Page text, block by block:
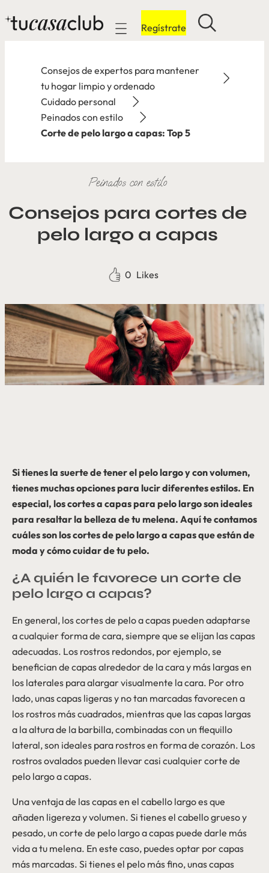
Mobile navigation
Regístrate
Consejos de expertos para mantener
tu hogar limpio y ordenado
Cuidado personal
Peinados con estilo
Corte de pelo largo a capas: Top 5
Peinados con estilo
Consejos para cortes de
pelo largo a capas
0 Likes
Si tienes la suerte de tener el pelo largo y con volumen,
tienes muchas opciones para lucir diferentes estilos. En
especial, los cortes a capas para pelo largo son ideales
para resaltar la belleza de tu melena. Aquí te contamos
cuáles son los cortes de pelo largo a capas que están de
moda y cómo cuidar de tu pelo.
¿A quién le favorece un corte de
pelo largo a capas?
En general, los cortes de pelo a capas pueden adaptarse
a cualquier forma de cara, siempre que se elijan las capas
adecuadas. Los rostros redondos, por ejemplo, se
benefician de capas alrededor de la cara y más largas en
los laterales para alargar visualmente la cara. Por otro
lado, unas capas ligeras y no tan marcadas favorecen a
los rostros más cuadrados, mientras que las capas largas
a la altura de la barbilla, combinadas con un flequillo
lateral, son ideales para rostros en forma de corazón. Los
rostros ovalados pueden llevar casi cualquier corte de
pelo largo a capas.
Una ventaja de las capas en el cabello largo es que
añaden ligereza y volumen. Si tienes el cabello grueso y
pesado, un corte de pelo largo a capas puede darle más
vida a tu melena. En este caso, puedes optar por capas
más marcadas. Si tienes el pelo más fino, unas capas